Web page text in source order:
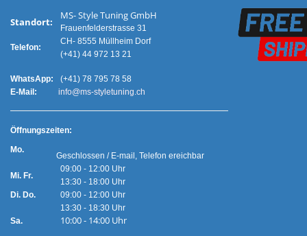
Standort:
Telefon:
MS- Style Tuning GmbH
Frauenfelderstrasse 31
CH- 8555 Müllheim Dorf
(+41) 44 972 13 21
WhatsApp:
(+41) 78 795 78 58
E-Mail:
info@ms-styletuning.ch
Öffnungszeiten:
Mo.
Mi. Fr.
Geschlossen / E-mail, Telefon ereichbar
09:00 - 12:00 Uhr
13:30 - 18:00 Uhr
Di. Do.
Sa.
09:00 - 12:00 Uhr
13:30 - 18:30 Uhr
10:00 - 14:00 Uhr